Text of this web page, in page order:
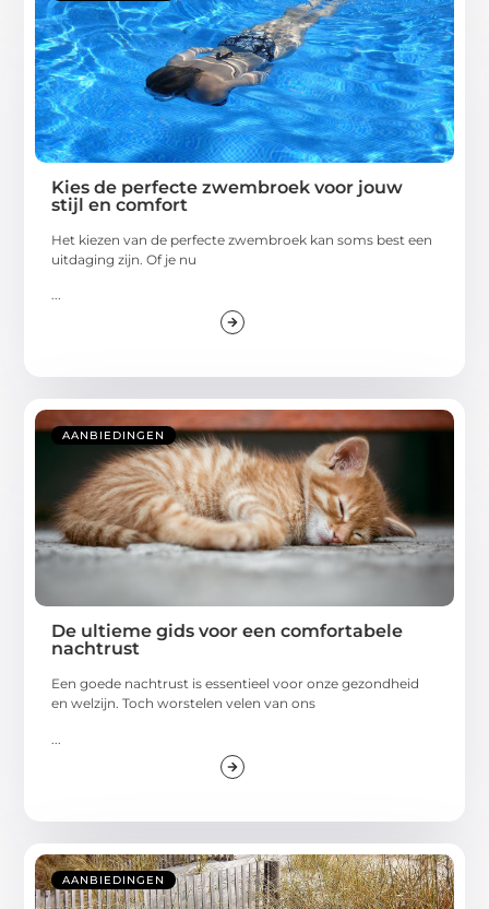
Kies de perfecte zwembroek voor jouw
stijl en comfort
Het kiezen van de perfecte zwembroek kan soms best een
uitdaging zijn. Of je nu
...
AANBIEDINGEN
De ultieme gids voor een comfortabele
nachtrust
Een goede nachtrust is essentieel voor onze gezondheid
en welzijn. Toch worstelen velen van ons
AANBIEDINGEN